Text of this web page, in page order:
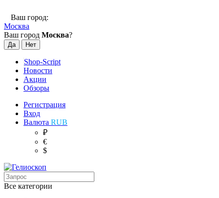
Ваш город:
Москва
Ваш город Москва?
Shop-Script
Новости
Акции
Обзоры
Регистрация
Вход
Валюта RUB
₽
€
$
Все категории